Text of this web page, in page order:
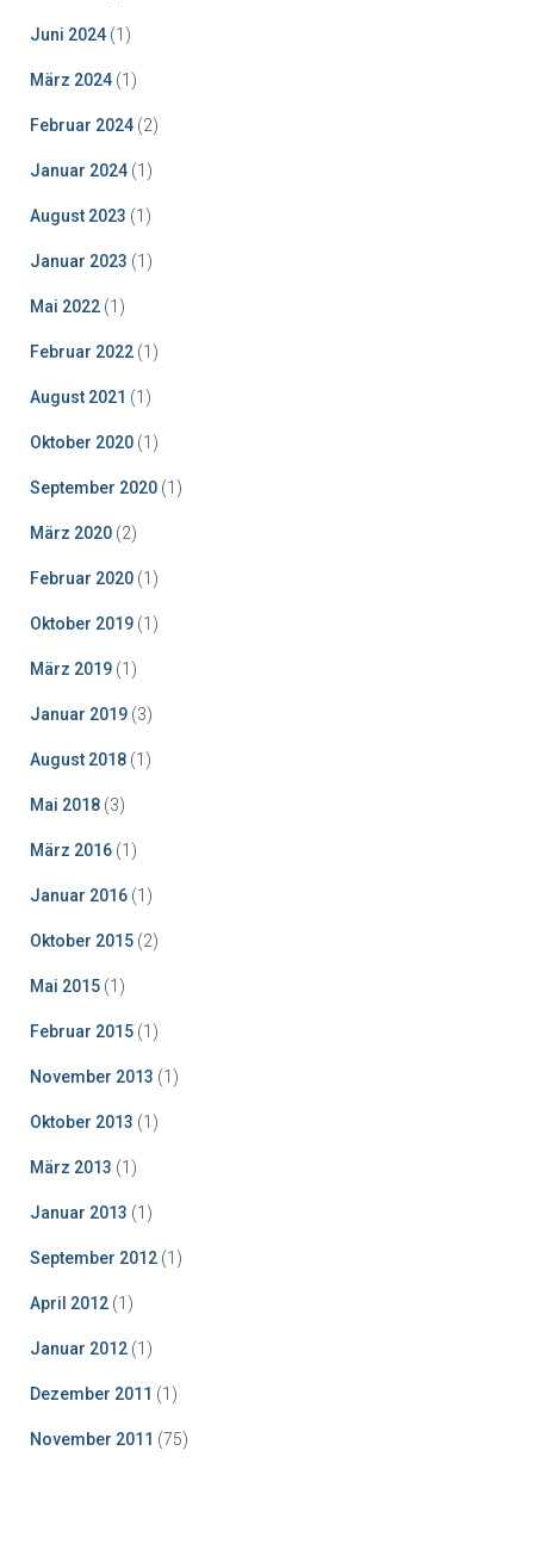
Juni 2024 (1)
März 2024 (1)
Februar 2024 (2)
Januar 2024 (1)
August 2023 (1)
Januar 2023 (1)
Mai 2022 (1)
Februar 2022 (1)
August 2021 (1)
Oktober 2020 (1)
September 2020 (1)
März 2020 (2)
Februar 2020 (1)
Oktober 2019 (1)
März 2019 (1)
Januar 2019 (3)
August 2018 (1)
Mai 2018 (3)
März 2016 (1)
Januar 2016 (1)
Oktober 2015 (2)
Mai 2015 (1)
Februar 2015 (1)
November 2013 (1)
Oktober 2013 (1)
März 2013 (1)
Januar 2013 (1)
September 2012 (1)
April 2012 (1)
Januar 2012 (1)
Dezember 2011 (1)
November 2011 (75)